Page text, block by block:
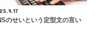
のせいという定型文の言い